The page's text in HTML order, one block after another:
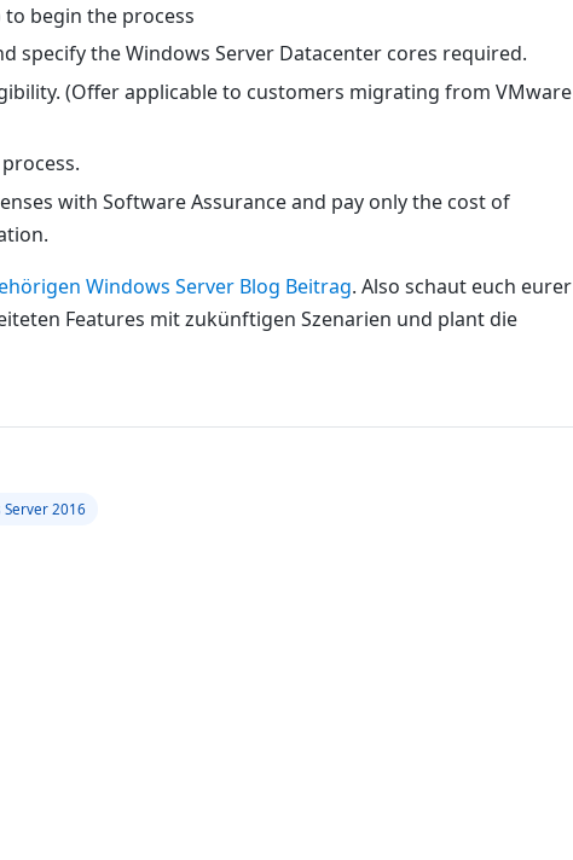
to begin the process
specify the Windows Server Datacenter cores required.
(Offer applicable to customers migrating from VMware
with Software Assurance and pay only the cost of
Windows Server Blog Beitrag. Also schaut euch eurer
Features mit zukünftigen Szenarien und plant die
2016